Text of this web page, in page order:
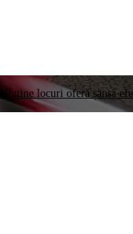
Puține locuri oferă șansa